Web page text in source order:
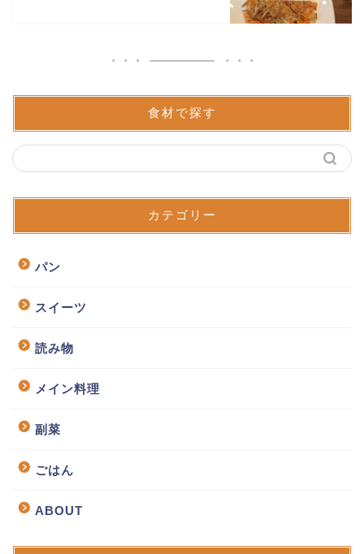
食材で探す
カテゴリー
パン
スイーツ
読み物
メイン料理
副菜
ごはん
ABOUT